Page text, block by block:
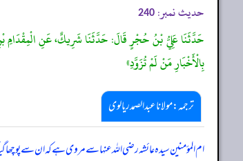
حدیث نمبر: 240
حَدَّثَنَا عَلِيُّ بْنُ حُجْرٍ قَالَ: حَدَّثَنَا شَرِيكٌ، عَنِ الْمِقْدَامِ
بِالْأَخْبَارِ مَنْ لَمْ تُزَوَّدِ»
ترجمہ:مولانا عبدالصمد ریالوی
ام المؤمنین سیدہ عائشہ رضی اللہ عنہا سے مروی ہے کہ ان سے پوچھا